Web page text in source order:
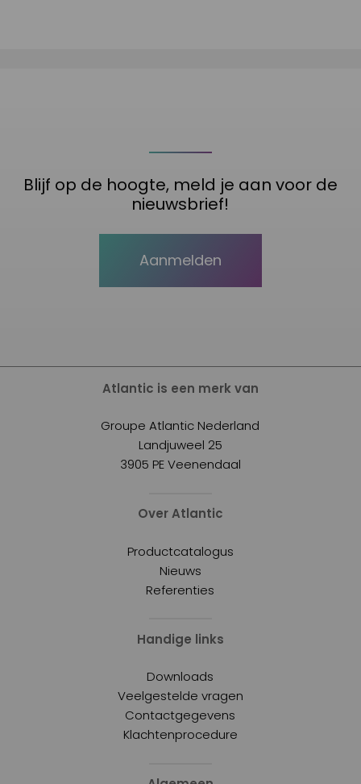
Blijf op de hoogte, meld je aan voor de
nieuwsbrief!
Aanmelden
Atlantic is een merk van
Groupe Atlantic Nederland
Landjuweel 25
3905 PE Veenendaal
Over Atlantic
Productcatalogus
Nieuws
Referenties
Handige links
Downloads
Veelgestelde vragen
Contactgegevens
Klachtenprocedure